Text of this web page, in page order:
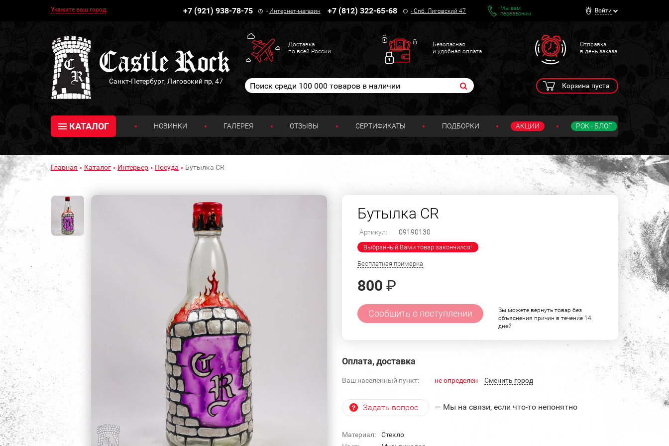
Укажите ваш город +7 (921) 938-78-75 - Интернет-магазин +7 (812) 322-65-68 -Спб. Лиговский 47
Мы вам
перезвоним
Войти
Санкт-Петербург, Лиговский пр, 47
Доставка
по всей России
Безопасная
и удобная оплата
Отправка
в день заказа
Корзина пуста
КАТАЛОГ НОВИНКИ ГАЛЕРЕЯ ОТЗЫВЫ СЕРТИФИКАТЫ ПОДБОРКИ АКЦИИ РОК - БЛОГ
Главная Каталог Интерьер Посуда Бутылка CR
Бутылка CR
Артикул: 09190130
Выбранный Вами товар закончился!
Бесплатная примерка
800 ₽
Сообщить о поступлении
Вы можете вернуть товар без
объяснения причин в течение 14
дней
Оплата, доставка
Ваш населенный пункт: не определен Cменить город
Задать вопрос — Мы на связи, если что-то непонятно
Материал:
Стекло